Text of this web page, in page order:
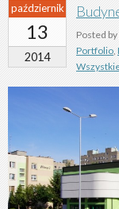
październik
13
2014
Posted by
Portfolio,